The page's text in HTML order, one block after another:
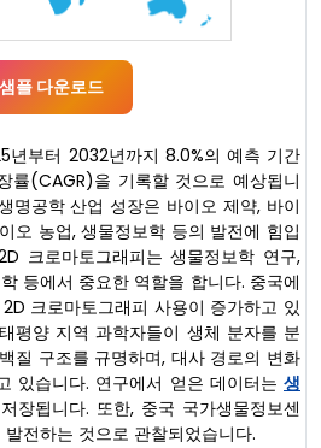
샘플 다운로드
년부터 2032년까지 8.0%의 예측 기간
률(CAGR)을 기록할 것으로 예상됩니
명공학 산업 성장은 바이오 제약, 바이
오 농업, 생물정보학 등의 발전에 힘입
크로마토그래피는 생물정보학 연구,
등에서 중요한 역할을 합니다. 중국에
크로마토그래피 사용이 증가하고 있
평양 지역 과학자들이 생체 분자를 분
질 구조를 규명하며, 대사 경로의 변화
있습니다. 연구에서 얻은 데이터는 생
장됩니다. 또한, 중국 국가생물정보센
전하는 것으로 관찰되었습니다.